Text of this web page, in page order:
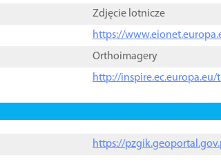
Zdjęcie lotnicze
https://
Orthoimagery
http://inspire.ec.europa.eu/
https://